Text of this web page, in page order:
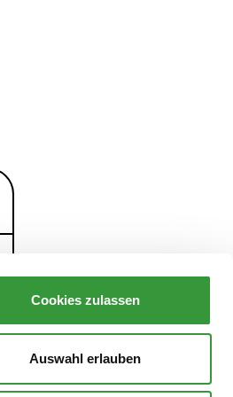
Cookies zulassen
Auswahl erlauben